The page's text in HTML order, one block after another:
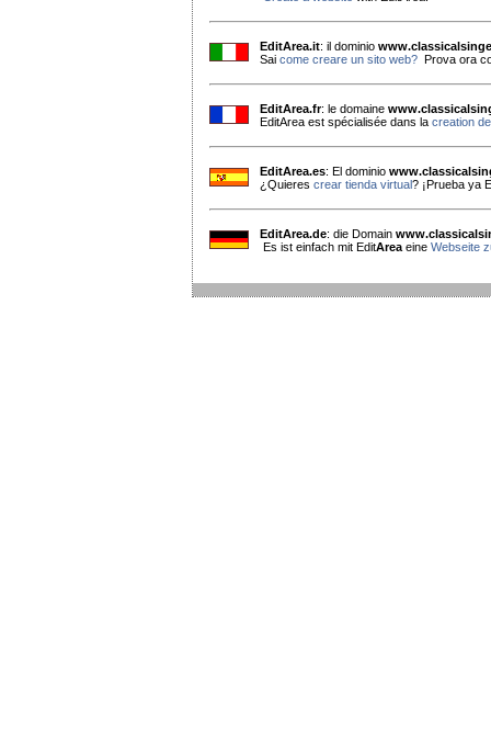
EditArea.it: il dominio
Sai come creare un sito web? Prova ora
EditArea.fr: le domaine
EditArea est spécialisée dans la creation
EditArea.es: El dominio
¿Quieres crear tienda virtual? ¡Prueba ya
EditArea.de: die Domain
Es ist einfach mit EditArea eine Webseite